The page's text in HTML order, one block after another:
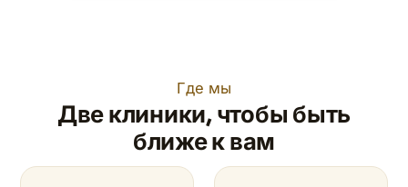
Где мы
Две клиники, чтобы быть
ближе к вам